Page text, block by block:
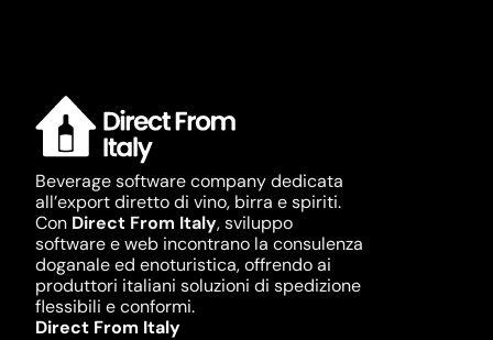
Beverage software company dedicata
all’export diretto di vino, birra e spiriti.
Con Direct From Italy, sviluppo
software e web incontrano la consulenza
doganale ed enoturistica, offrendo ai
produttori italiani soluzioni di spedizione
flessibili e conformi.
Direct From Italy